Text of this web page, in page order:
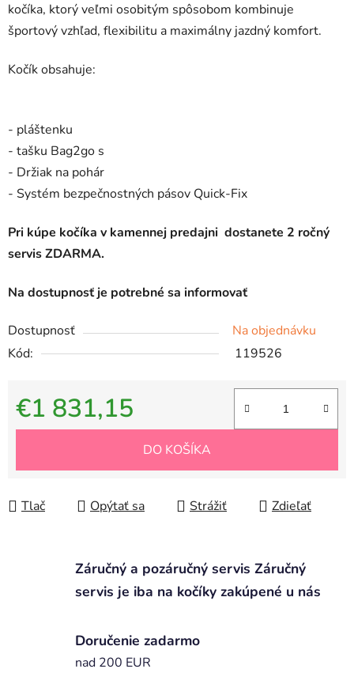
kočíka, ktorý veľmi osobitým spôsobom kombinuje
športový vzhľad, flexibilitu a maximálny jazdný komfort.
Kočík obsahuje:
- pláštenku
- tašku Bag2go s
- Držiak na pohár
- Systém bezpečnostných pásov Quick-Fix
Pri kúpe kočíka v kamennej predajni dostanete 2 ročný
servis ZDARMA.
Na dostupnosť je potrebné sa informovať
Dostupnosť
Na objednávku
Kód:
119526
€1 831,15
Jednotková cena:
DO KOŠÍKA
Tlač Opýtať sa Strážiť Zdieľať
Záručný a pozáručný servis Záručný
servis je iba na kočíky zakúpené u nás
Doručenie zadarmo
nad 200 EUR